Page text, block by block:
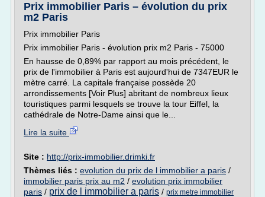
Prix immobilier Paris – évolution du prix
m2 Paris
Prix immobilier Paris
Prix immobilier Paris - évolution prix m2 Paris - 75000
En hausse de 0,89% par rapport au mois précédent, le
prix de l'immobilier à Paris est aujourd'hui de 7347EUR le
mètre carré. La capitale française possède 20
arrondissements [Voir Plus] abritant de nombreux lieux
touristiques parmi lesquels se trouve la tour Eiffel, la
cathédrale de Notre-Dame ainsi que le...
Lire la suite
Site : http://prix-immobilier.drimki.fr
Thèmes liés : evolution du prix de l immobilier a paris /
immobilier paris prix au m2 / evolution prix immobilier
paris / prix de l immobilier a paris / prix metre immobilier